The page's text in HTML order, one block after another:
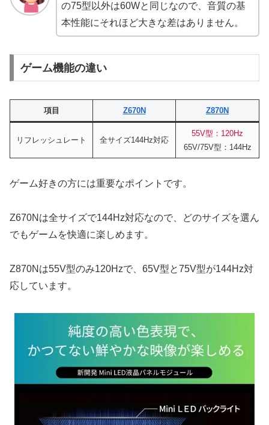
の75型以外は60Wと同じなので、音質の基
本性能にそれほど大きな差はありません。
ゲーム機能の違い
項目 Z670N Z870N
リフレッシュレート 全サイズ144Hz対応
55V型：120Hz
65V/75V型：144Hz
ゲーム好きの方には重要なポイントです。
Z670Nは全サイズで144Hz対応なので、どのサイズを選ん
でもゲームを快適に楽しめます。
Z870Nは55V型のみ120Hzで、65V型と75V型が144Hz対
応しています。